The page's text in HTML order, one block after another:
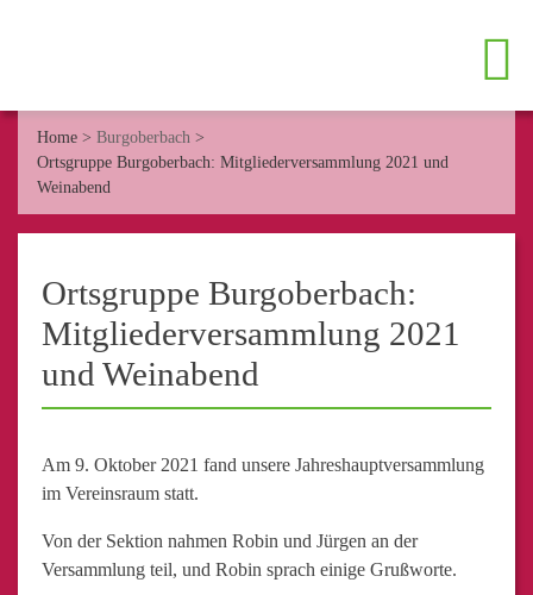
Home > Burgoberbach >
Ortsgruppe Burgoberbach: Mitgliederversammlung 2021 und
Weinabend
Ortsgruppe Burgoberbach:
Mitgliederversammlung 2021
und Weinabend
Am 9. Oktober 2021 fand unsere Jahreshauptversammlung
im Vereinsraum statt.
Von der Sektion nahmen Robin und Jürgen an der
Versammlung teil, und Robin sprach einige Grußworte.